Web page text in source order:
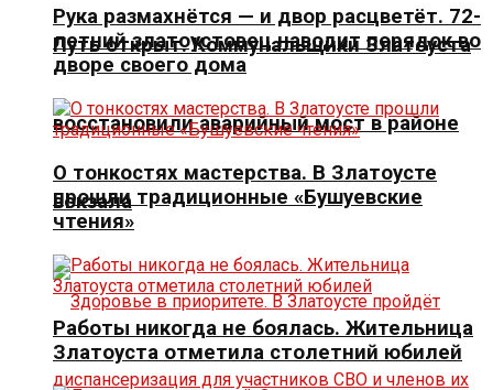
Путь открыт. Коммунальщики Златоуста
восстановили аварийный мост в районе
вокзала
Рука размахнётся — и двор расцветёт. 72-
летний златоустовец наводит порядок во
дворе своего дома
О тонкостях мастерства. В Златоусте
прошли традиционные «Бушуевские
чтения»
Работы никогда не боялась. Жительница
Златоуста отметила столетний юбилей